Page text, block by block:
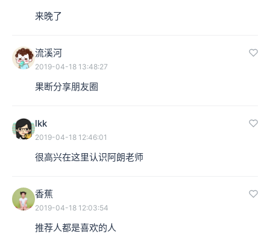
来晚了
流溪河
2019-04-18 13:48:27
果断分享朋友圈
lkk
2019-04-18 12:46:01
很高兴在这里认识阿朗老师
香蕉
2019-04-18 12:03:54
推荐人都是喜欢的人